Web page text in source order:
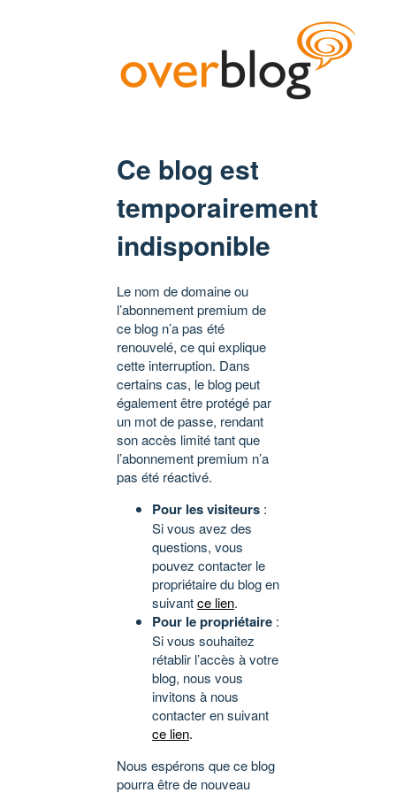
Ce blog est
temporairement
indisponible
Le nom de domaine ou
l’abonnement premium de
ce blog n’a pas été
renouvelé, ce qui explique
cette interruption. Dans
certains cas, le blog peut
également être protégé par
un mot de passe, rendant
son accès limité tant que
l’abonnement premium n’a
pas été réactivé.
Pour les visiteurs :
Si vous avez des
questions, vous
pouvez contacter le
propriétaire du blog en
suivantce lien.
Pour le propriétaire :
Si vous souhaitez
rétablir l’accès à votre
blog, nous vous
invitons à nous
contacter en suivant
ce lien.
Nous espérons que ce blog
pourra être de nouveau